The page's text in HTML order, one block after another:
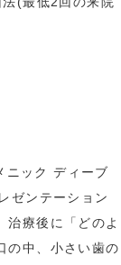
ック ディーブ
ゼンテーション
治療後に「どのよ
の中、小さい歯の